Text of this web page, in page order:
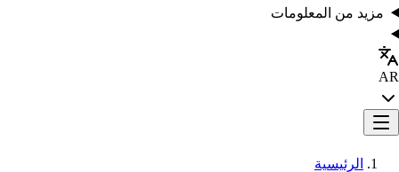
مزيد من المعلومات
AR
الرئيسية